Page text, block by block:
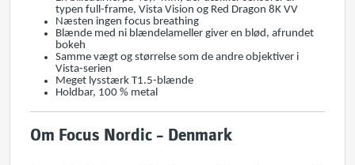
typen full-frame, Vista Vision og Red Dragon 8K VV
Næsten ingen focus breathing
Blænde med ni blændelameller giver en blød, afrundet
bokeh
Samme vægt og størrelse som de andre objektiver i
Vista-serien
Meget lysstærk T1.5-blænde
Holdbar, 100 % metal
Om Focus Nordic – Denmark